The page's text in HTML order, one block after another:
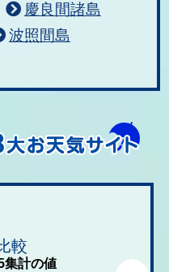
慶良間諸島
波照間島
較
集計の値